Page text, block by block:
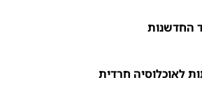
החדשנות
לאוכלוסיה חרדית